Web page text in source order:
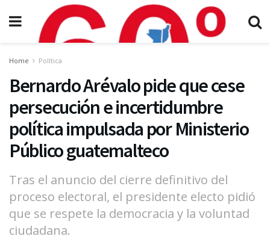
Home Política
Bernardo Arévalo pide que cese
persecución e incertidumbre
política impulsada por Ministerio
Público guatemalteco
Tras el anuncio del cierre definitivo del
proceso electoral, el presidente electo pidió
que se respete la democracia y la voluntad
ciudadana.